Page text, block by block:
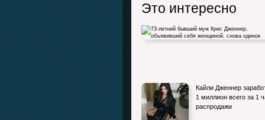
Это интересно
73-летний бывший муж Крис Дженнер,
объявивший себя женщиной, снова…
Кайли Дженнер
1 миллион всего за 1
распродажи